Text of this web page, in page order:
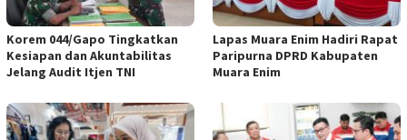
Korem 044/Gapo Tingkatkan
Kesiapan dan Akuntabilitas
Jelang Audit Itjen TNI
Lapas Muara Enim Hadiri Rapat
Paripurna DPRD Kabupaten
Muara Enim